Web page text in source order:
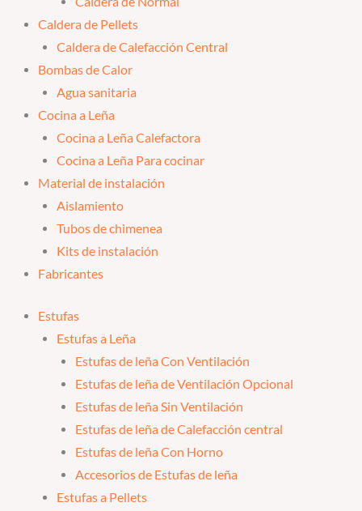
Caldera de Pellets
Caldera de Calefacción Central
Bombas de Calor
Agua sanitaria
Cocina a Leña
Cocina a Leña Calefactora
Cocina a Leña Para cocinar
Material de instalación
Aislamiento
Tubos de chimenea
Kits de instalación
Fabricantes
Estufas
Estufas a Leña
Estufas de leña Con Ventilación
Estufas de leña de Ventilación Opcional
Estufas de leña Sin Ventilación
Estufas de leña de Calefacción central
Estufas de leña Con Horno
Accesorios de Estufas de leña
Estufas a Pellets